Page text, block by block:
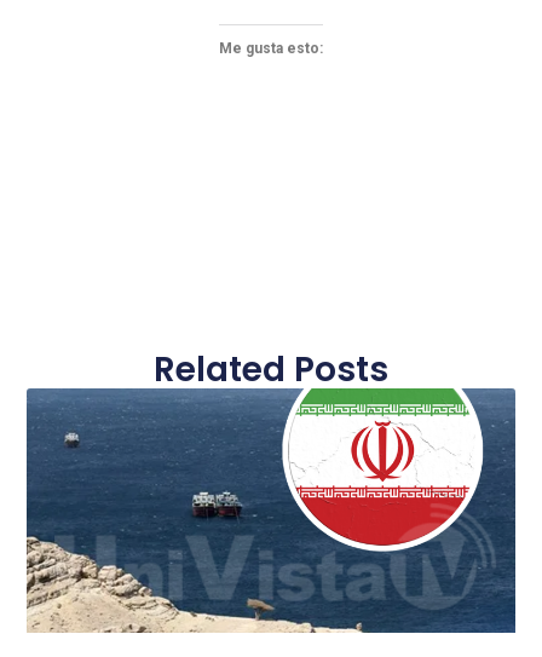
Me gusta esto:
Related Posts